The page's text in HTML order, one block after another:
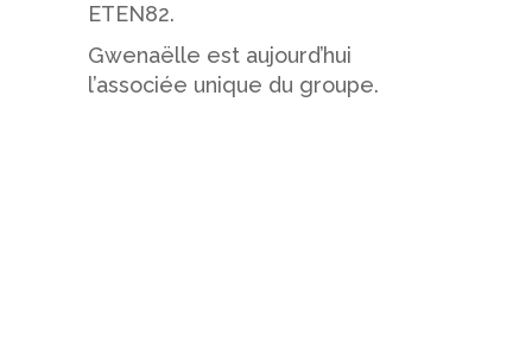
ETEN82.
Gwenaëlle est aujourd’hui
l’associée unique du groupe.